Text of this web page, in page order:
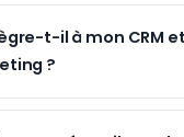
t-il à mon CRM
?